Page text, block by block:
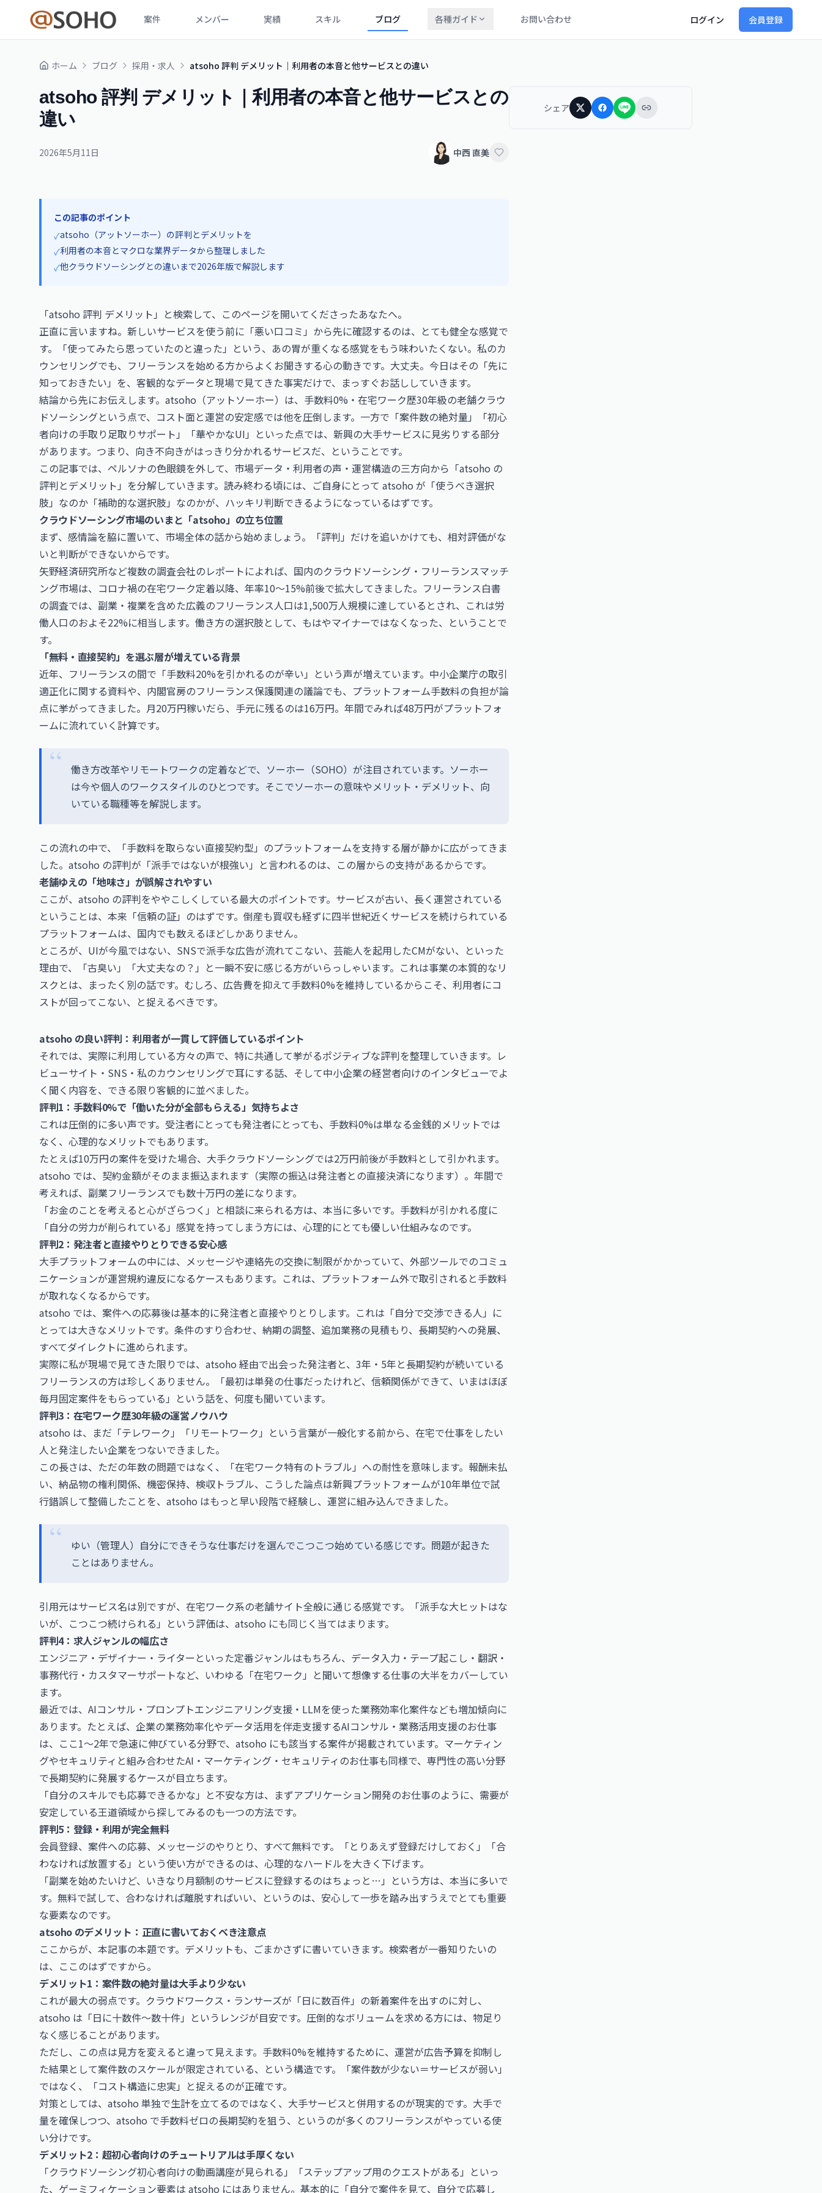
案件 メンバー 実績 スキル ブログ 各種ガイド お問い合わせ ログイン 会員登録
ホーム ブログ 採用・求人 atsoho 評判 デメリット｜利用者の本音と他サービスとの違い
atsoho 評判 デメリット｜利用者の本音と他サービスとの
違い
2026年5月11日 中西 直美
この記事のポイント
✓atsoho（アットソーホー）の評判とデメリットを
✓利用者の本音とマクロな業界データから整理しました
✓他クラウドソーシングとの違いまで2026年版で解説します
「atsoho 評判 デメリット」と検索して、このページを開いてくださったあなたへ。
正直に言いますね。新しいサービスを使う前に「悪い口コミ」から先に確認するのは、とても健全な感覚で
す。「使ってみたら思っていたのと違った」という、あの胃が重くなる感覚をもう味わいたくない。私のカ
ウンセリングでも、フリーランスを始める方からよくお聞きする心の動きです。大丈夫。今日はその「先に
知っておきたい」を、客観的なデータと現場で見てきた事実だけで、まっすぐお話ししていきます。
結論から先にお伝えします。atsoho（アットソーホー）は、手数料0%・在宅ワーク歴30年級の老舗クラウ
ドソーシングという点で、コスト面と運営の安定感では他を圧倒します。一方で「案件数の絶対量」「初心
者向けの手取り足取りサポート」「華やかなUI」といった点では、新興の大手サービスに見劣りする部分
があります。つまり、向き不向きがはっきり分かれるサービスだ、ということです。
この記事では、ペルソナの色眼鏡を外して、市場データ・利用者の声・運営構造の三方向から「atsoho の
評判とデメリット」を分解していきます。読み終わる頃には、ご自身にとって atsoho が「使うべき選択
肢」なのか「補助的な選択肢」なのかが、ハッキリ判断できるようになっているはずです。
クラウドソーシング市場のいまと「atsoho」の立ち位置
まず、感情論を脇に置いて、市場全体の話から始めましょう。「評判」だけを追いかけても、相対評価がな
いと判断ができないからです。
矢野経済研究所など複数の調査会社のレポートによれば、国内のクラウドソーシング・フリーランスマッチ
ング市場は、コロナ禍の在宅ワーク定着以降、年率10〜15%前後で拡大してきました。フリーランス白書
の調査では、副業・複業を含めた広義のフリーランス人口は1,500万人規模に達しているとされ、これは労
働人口のおよそ22%に相当します。働き方の選択肢として、もはやマイナーではなくなった、ということで
す。
「無料・直接契約」を選ぶ層が増えている背景
近年、フリーランスの間で「手数料20%を引かれるのが辛い」という声が増えています。中小企業庁の取引
適正化に関する資料や、内閣官房のフリーランス保護関連の議論でも、プラットフォーム手数料の負担が論
点に挙がってきました。月20万円稼いだら、手元に残るのは16万円。年間でみれば48万円がプラットフォ
ームに流れていく計算です。
働き方改革やリモートワークの定着などで、ソーホー（SOHO）が注目されています。ソーホー
は今や個人のワークスタイルのひとつです。そこでソーホーの意味やメリット・デメリット、向
いている職種等を解説します。
この流れの中で、「手数料を取らない直接契約型」のプラットフォームを支持する層が静かに広がってきま
した。atsoho の評判が「派手ではないが根強い」と言われるのは、この層からの支持があるからです。
老舗ゆえの「地味さ」が誤解されやすい
ここが、atsoho の評判をややこしくしている最大のポイントです。サービスが古い、長く運営されている
ということは、本来「信頼の証」のはずです。倒産も買収も経ずに四半世紀近くサービスを続けられている
プラットフォームは、国内でも数えるほどしかありません。
ところが、UIが今風ではない、SNSで派手な広告が流れてこない、芸能人を起用したCMがない、といった
理由で、「古臭い」「大丈夫なの？」と一瞬不安に感じる方がいらっしゃいます。これは事業の本質的なリ
スクとは、まったく別の話です。むしろ、広告費を抑えて手数料0%を維持しているからこそ、利用者にコ
ストが回ってこない、と捉えるべきです。
atsoho の良い評判：利用者が一貫して評価しているポイント
それでは、実際に利用している方々の声で、特に共通して挙がるポジティブな評判を整理していきます。レ
ビューサイト・SNS・私のカウンセリングで耳にする話、そして中小企業の経営者向けのインタビューでよ
く聞く内容を、できる限り客観的に並べました。
評判1：手数料0%で「働いた分が全部もらえる」気持ちよさ
これは圧倒的に多い声です。受注者にとっても発注者にとっても、手数料0%は単なる金銭的メリットでは
なく、心理的なメリットでもあります。
たとえば10万円の案件を受けた場合、大手クラウドソーシングでは2万円前後が手数料として引かれます。
atsoho では、契約金額がそのまま振込まれます（実際の振込は発注者との直接決済になります）。年間で
考えれば、副業フリーランスでも数十万円の差になります。
「お金のことを考えると心がざらつく」と相談に来られる方は、本当に多いです。手数料が引かれる度に
「自分の労力が削られている」感覚を持ってしまう方には、心理的にとても優しい仕組みなのです。
評判2：発注者と直接やりとりできる安心感
大手プラットフォームの中には、メッセージや連絡先の交換に制限がかかっていて、外部ツールでのコミュ
ニケーションが運営規約違反になるケースもあります。これは、プラットフォーム外で取引されると手数料
が取れなくなるからです。
atsoho では、案件への応募後は基本的に発注者と直接やりとりします。これは「自分で交渉できる人」に
とっては大きなメリットです。条件のすり合わせ、納期の調整、追加業務の見積もり、長期契約への発展、
すべてダイレクトに進められます。
実際に私が現場で見てきた限りでは、atsoho 経由で出会った発注者と、3年・5年と長期契約が続いている
フリーランスの方は珍しくありません。「最初は単発の仕事だったけれど、信頼関係ができて、いまはほぼ
毎月固定案件をもらっている」という話を、何度も聞いています。
評判3：在宅ワーク歴30年級の運営ノウハウ
atsoho は、まだ「テレワーク」「リモートワーク」という言葉が一般化する前から、在宅で仕事をしたい
人と発注したい企業をつないできました。
この長さは、ただの年数の問題ではなく、「在宅ワーク特有のトラブル」への耐性を意味します。報酬未払
い、納品物の権利関係、機密保持、検収トラブル、こうした論点は新興プラットフォームが10年単位で試
行錯誤して整備したことを、atsoho はもっと早い段階で経験し、運営に組み込んできました。
ゆい（管理人）自分にできそうな仕事だけを選んでこつこつ始めている感じです。問題が起きた
ことはありません。
引用元はサービス名は別ですが、在宅ワーク系の老舗サイト全般に通じる感覚です。「派手な大ヒットはな
いが、こつこつ続けられる」という評価は、atsoho にも同じく当てはまります。
評判4：求人ジャンルの幅広さ
エンジニア・デザイナー・ライターといった定番ジャンルはもちろん、データ入力・テープ起こし・翻訳・
事務代行・カスタマーサポートなど、いわゆる「在宅ワーク」と聞いて想像する仕事の大半をカバーしてい
ます。
最近では、AIコンサル・プロンプトエンジニアリング支援・LLMを使った業務効率化案件なども増加傾向に
あります。たとえば、企業の業務効率化やデータ活用を伴走支援するAIコンサル・業務活用支援のお仕事
は、ここ1〜2年で急速に伸びている分野で、atsoho にも該当する案件が掲載されています。マーケティン
グやセキュリティと組み合わせたAI・マーケティング・セキュリティのお仕事も同様で、専門性の高い分野
で長期契約に発展するケースが目立ちます。
「自分のスキルでも応募できるかな」と不安な方は、まずアプリケーション開発のお仕事のように、需要が
安定している王道領域から探してみるのも一つの方法です。
評判5：登録・利用が完全無料
会員登録、案件への応募、メッセージのやりとり、すべて無料です。「とりあえず登録だけしておく」「合
わなければ放置する」という使い方ができるのは、心理的なハードルを大きく下げます。
「副業を始めたいけど、いきなり月額制のサービスに登録するのはちょっと…」という方は、本当に多いで
す。無料で試して、合わなければ離脱すればいい、というのは、安心して一歩を踏み出すうえでとても重要
な要素なのです。
atsoho のデメリット：正直に書いておくべき注意点
ここからが、本記事の本題です。デメリットも、ごまかさずに書いていきます。検索者が一番知りたいの
は、ここのはずですから。
デメリット1：案件数の絶対量は大手より少ない
これが最大の弱点です。クラウドワークス・ランサーズが「日に数百件」の新着案件を出すのに対し、
atsoho は「日に十数件〜数十件」というレンジが目安です。圧倒的なボリュームを求める方には、物足り
なく感じることがあります。
ただし、この点は見方を変えると違って見えます。手数料0%を維持するために、運営が広告予算を抑制し
た結果として案件数のスケールが限定されている、という構造です。「案件数が少ない＝サービスが弱い」
ではなく、「コスト構造に忠実」と捉えるのが正確です。
対策としては、atsoho 単独で生計を立てるのではなく、大手サービスと併用するのが現実的です。大手で
量を確保しつつ、atsoho で手数料ゼロの長期契約を狙う、というのが多くのフリーランスがやっている使
い分けです。
デメリット2：超初心者向けのチュートリアルは手厚くない
「クラウドソーシング初心者向けの動画講座が見られる」「ステップアップ用のクエストがある」といっ
た、ゲーミフィケーション要素は atsoho にはありません。基本的に「自分で案件を見て、自分で応募し
シェア